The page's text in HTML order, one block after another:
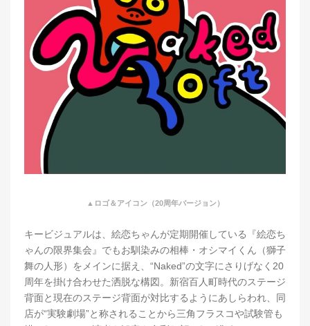
▲ロゴ＆アイコン（20周年バージョン）
キービジュアルは、絵恋ちゃんが定期開催している『絵恋ち
ゃんの限界集会』でもお馴染みの相棒・オシマイくん（獅子
舞の人形）をメインに据え、“Naked”の文字にさりげなく20
周年を掛け合わせた洒脱な構図。新宿百人町時代のステージ
背面と現在のステージ背面が対比するようにあしらわれ、同
店が“実験劇場”と称されることから三角フラスコや試験管も